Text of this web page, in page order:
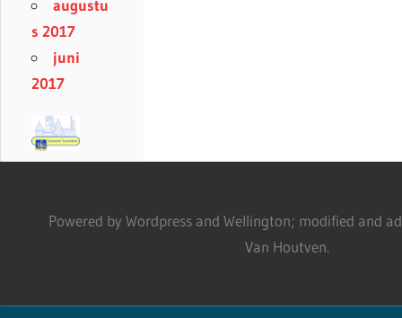
augustu
s 2017
juni
2017
Powered by Wordpress and Wellington; modified and
Van Houtven.